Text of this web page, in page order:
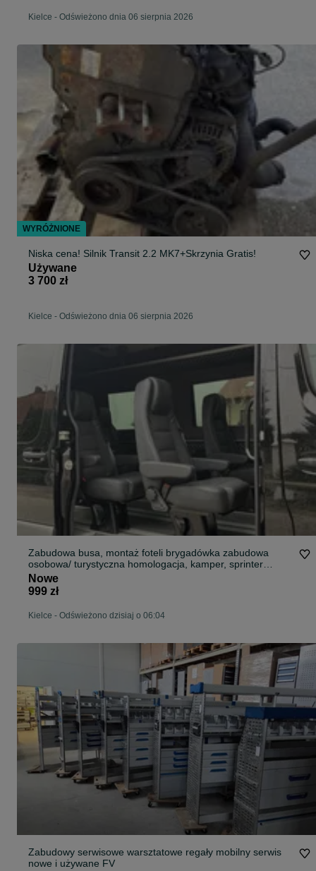
Kielce - Odświeżono dnia 06 sierpnia 2026
Niska cena! Silnik Transit 2.2 MK7+Skrzynia Gratis!
Używane
3 700 zł
Kielce - Odświeżono dnia 06 sierpnia 2026
Zabudowa busa, montaż foteli brygadówka zabudowa
osobowa/ turystyczna homologacja, kamper, sprinter
master crafter ducato man vito trafic vivaro T5 T6
Nowe
999 zł
Kielce - Odświeżono dzisiaj o 06:04
Zabudowy serwisowe warsztatowe regały mobilny serwis
nowe i używane FV
WYRÓŻNIONE